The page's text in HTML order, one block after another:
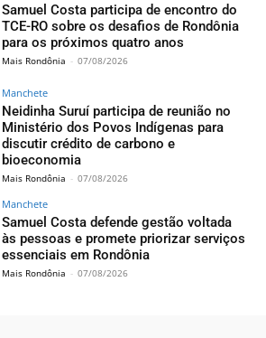
Samuel Costa participa de encontro do
TCE-RO sobre os desafios de Rondônia
para os próximos quatro anos
Mais Rondônia - 07/08/2026
Manchete
Neidinha Suruí participa de reunião no
Ministério dos Povos Indígenas para
discutir crédito de carbono e
bioeconomia
Mais Rondônia - 07/08/2026
Manchete
Samuel Costa defende gestão voltada
às pessoas e promete priorizar serviços
essenciais em Rondônia
Mais Rondônia - 07/08/2026